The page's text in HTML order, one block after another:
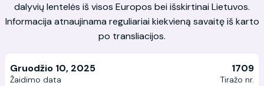
dalyvių lentelės iš visos Europos bei išskirtinai Lietuvos.
Informacija atnaujinama reguliariai kiekvieną savaitę iš karto
po transliacijos.
Gruodžio 10, 2025
Žaidimo data
1709
Tiražo nr.